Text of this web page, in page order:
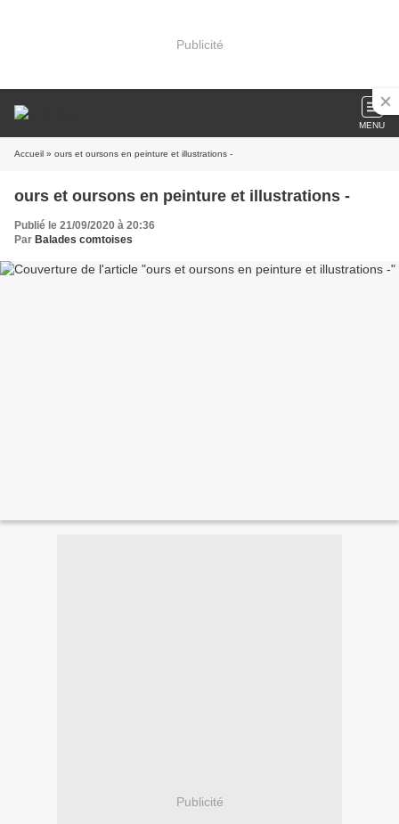
Publicité
MENU
Accueil » ours et oursons en peinture et illustrations -
ours et oursons en peinture et illustrations -
Publié le 21/09/2020 à 20:36
Par Balades comtoises
Publicité